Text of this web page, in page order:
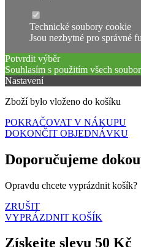
Technické soubory cookie
Jsou nezbytné pro správné
Potvrdit výběr
Souhlasím s použitím všech
Nastavení
Zboží bylo vloženo do košíku
POKRAČOVAT V NÁKUPU
DOKONČIT OBJEDNÁVKU
Doporučujeme
Opravdu chcete vyprázdnit košík?
ZRUŠIT
VYPRÁZDNIT KOŠÍK
Získejte slevu 50 Kč